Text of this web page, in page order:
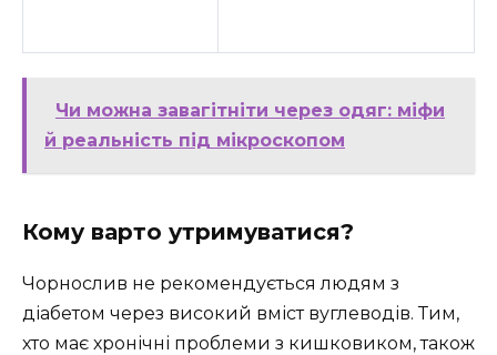
Чи можна завагітніти через одяг: міфи
й реальність під мікроскопом
Кому варто утримуватися?
Чорнослив не рекомендується людям з
діабетом через високий вміст вуглеводів. Тим,
хто має хронічні проблеми з кишковиком, також